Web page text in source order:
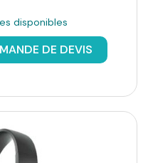
disponibles
DE DEVIS